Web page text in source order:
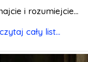
i rozumiejcie...
cały list...